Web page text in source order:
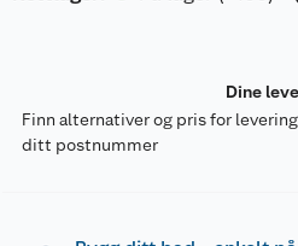
Dine
Finn alternativer og pris for
ditt postnummer